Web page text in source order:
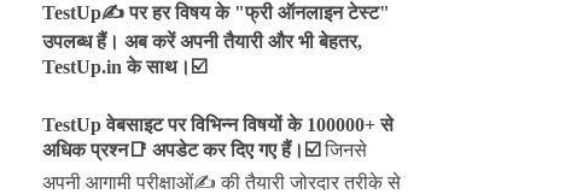
TestUp✍️ पर हर विषय के "फ्री ऑनलाइन टेस्ट"
उपलब्ध हैं। अब करें अपनी तैयारी और भी बेहतर,
TestUp.in के साथ।☑️
TestUp वेबसाइट पर विभिन्न विषयों के 100000+ से
अधिक प्रश्न📑 अपडेट कर दिए गए हैं। ☑️ जिनसे
अपनी आगामी परीक्षाओं✍️ की तैयारी जोरदार तरीके से